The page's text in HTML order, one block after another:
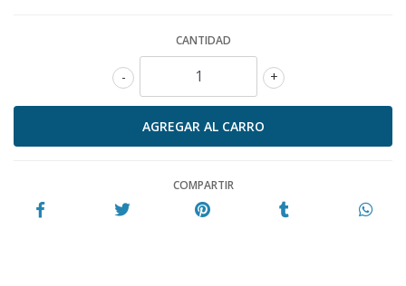
CANTIDAD
+
-
COMPARTIR